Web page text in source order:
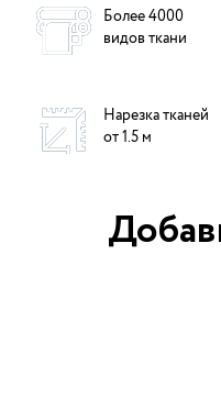
Более 4000
видов ткани
Нарезка тканей
от 1.5 м